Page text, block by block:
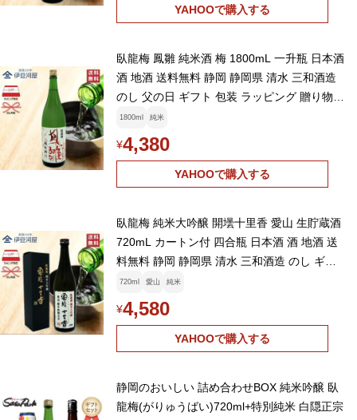
YAHOOで購入する
臥龍梅 鳳雛 純米酒 梅 1800mL 一升瓶 日本酒
酒 地酒 送料無料 静岡 静岡県 清水 三和酒造
のし 父の日 ギフト 包装 ラッピング 贈り物
プレゼント 敬老の日
1800ml 純米
¥4,380
YAHOOで購入する
臥龍梅 純米大吟醸 開壜十里香 愛山 生貯蔵酒
720mL カートン付 四合瓶 日本酒 酒 地酒 送
料無料 静岡 静岡県 清水 三和酒造 のし ギフ
ト 父の日 敬老の日
720ml 愛山 純米
¥4,580
YAHOOで購入する
静岡のおいしい 詰め合わせBOX 純米吟醸 臥
龍梅(がりゅうばい)720ml+特別純米 白隠正宗